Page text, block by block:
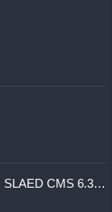
Тестируем релиз Pre-Alpha версии системы SLAED CMS 6.3 Pro